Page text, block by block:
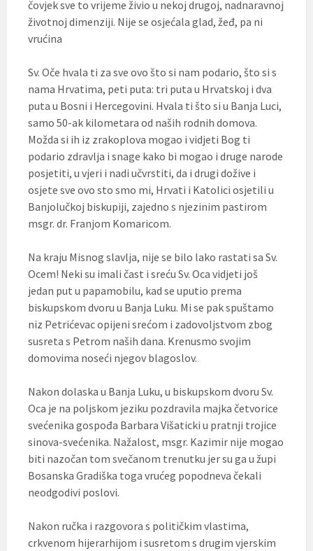
čovjek sve to vrijeme živio u nekoj drugoj, nadnaravnoj
životnoj dimenziji. Nije se osjećala glad, žeđ, pa ni
vrućina
Sv. Oče hvala ti za sve ovo što si nam podario, što si s
nama Hrvatima, peti puta: tri puta u Hrvatskoj i dva
puta u Bosni i Hercegovini. Hvala ti što si u Banja Luci,
samo 50-ak kilometara od naših rodnih domova.
Možda si ih iz zrakoplova mogao i vidjeti Bog ti
podario zdravlja i snage kako bi mogao i druge narode
posjetiti, u vjeri i nadi učvrstiti, da i drugi dožive i
osjete sve ovo sto smo mi, Hrvati i Katolici osjetili u
Banjolučkoj biskupiji, zajedno s njezinim pastirom
msgr. dr. Franjom Komaricom.
Na kraju Misnog slavlja, nije se bilo lako rastati sa Sv.
Ocem! Neki su imali čast i sreću Sv. Oca vidjeti još
jedan put u papamobilu, kad se uputio prema
biskupskom dvoru u Banja Luku. Mi se pak spuštamo
niz Petrićevac opijeni srećom i zadovoljstvom zbog
susreta s Petrom naših dana. Krenusmo svojim
domovima noseći njegov blagoslov.
Nakon dolaska u Banja Luku, u biskupskom dvoru Sv.
Oca je na poljskom jeziku pozdravila majka četvorice
svećenika gospođa Barbara Višaticki u pratnji trojice
sinova-svećenika. Nažalost, msgr. Kazimir nije mogao
biti nazočan tom svečanom trenutku jer su ga u župi
Bosanska Gradiška toga vrućeg popodneva čekali
neodgodivi poslovi.
Nakon ručka i razgovora s političkim vlastima,
crkvenom hijerarhijom i susretom s drugim vjerskim